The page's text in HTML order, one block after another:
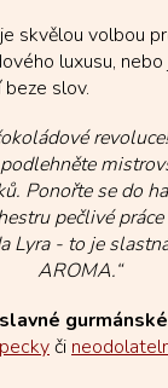
p
i
s
je skvělou volbou
luxusu, nebo
slov.
Ponořte se do
pečlivé
Lyra - to je
AROMA.“
či